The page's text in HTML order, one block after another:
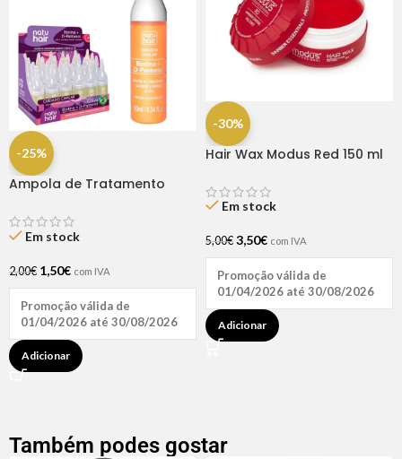
-25%
Ampola de Tratamento
Hair (1 UNIDADE)
Em stock
2,00€ 1,50€ com IVA
Promoção válida de
01/04/2026 até 30/08/2026
Adicionar
-30%
Hair Wax Modus Red 150 ml
Em stock
5,00€ 3,50€ com IVA
Promoção válida de
01/04/2026 até 30/08/2026
Adicionar
Também podes gostar